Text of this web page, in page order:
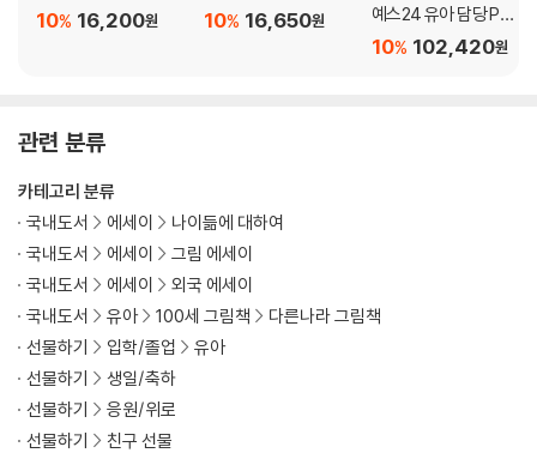
16,200원
10% 16,650원
10%
예스24 유아 담당 PD
추천 유아 5~7세 세트
102,420원
10%
관련 분류
카테고리 분류
국내도서
에세이
나이듦에 대하여
국내도서
에세이
그림 에세이
국내도서
에세이
외국 에세이
국내도서
유아 100세 그림책
다른나라 그림책
선물하기
입학/졸업
유아
선물하기
생일/축하
선물하기
응원/위로
선물하기
친구 선물